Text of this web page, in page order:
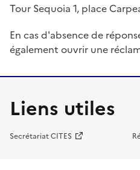
Tour Sequoia 1, place
En cas d'absence de
également ouvrir une
Liens utiles
Secrétariat CITES